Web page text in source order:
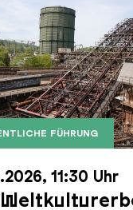
Gasometer im
Heinrich Veith
FÜHRUNG
11:30 Uhr